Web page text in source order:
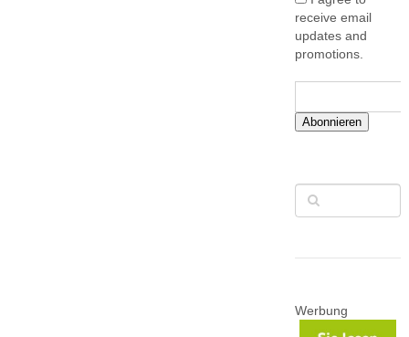
receive email
updates and
promotions.
Abonnieren
Werbung